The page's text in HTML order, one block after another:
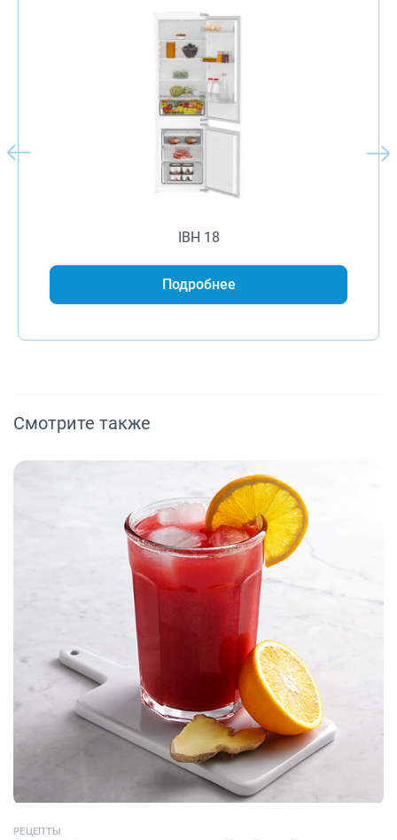
IBH 18
Подробнее
Смотрите также
РЕЦЕПТЫ